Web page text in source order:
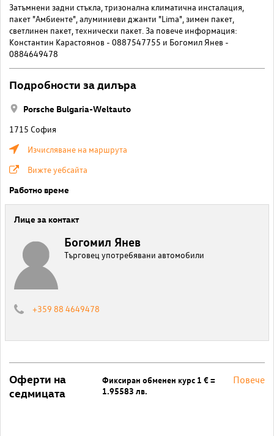
Затъмнени задни стъкла, тризонална климатична инсталация,
пакет "Амбиенте", алуминиеви джанти "Lima", зимен пакет,
светлинен пакет, технически пакет. За повече информация:
Константин Карастоянов - 0887547755 и Богомил Янев -
0884649478
Подробности за дилъра
Porsche Bulgaria-Weltauto
1715 София
Изчисляване на маршрута
Вижте уебсайта
Работно време
Лице за контакт
Богомил Янев
Търговец употребявани автомобили
+359 88 4649478
Оферти на
седмицата
Фиксиран обменен курс 1 € =
1.95583 лв.
Повече